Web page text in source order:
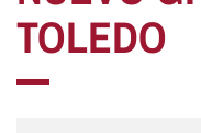
TOLEDO